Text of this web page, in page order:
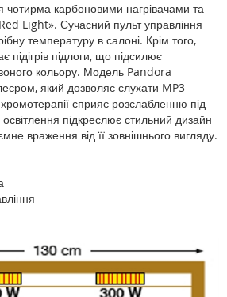
чотирма карбоновими нагрівачами та
Light». Сучасний пульт управління
температуру в салоні. Крім того,
підлоги, що підсилює
кольору. Модель Pandora
який дозволяє слухати MP3
сприяє розслабленню під
підкреслює стильний дизайн
враження від її зовнішнього вигляду.